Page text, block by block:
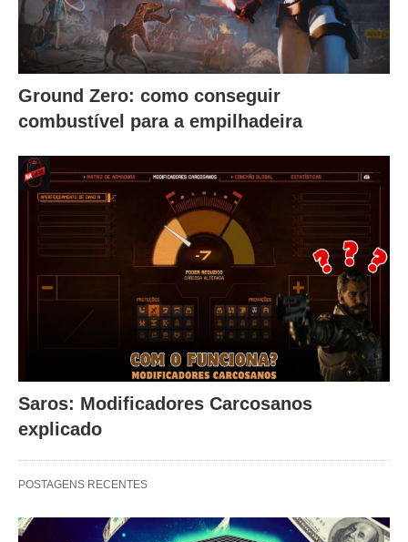
Ground Zero: como conseguir
combustível para a empilhadeira
Saros: Modificadores Carcosanos
explicado
POSTAGENS RECENTES